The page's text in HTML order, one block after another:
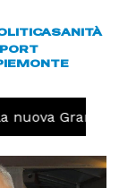
SANITÀ
Granda